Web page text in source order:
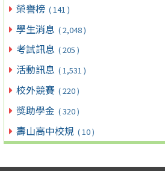
榮譽榜 ( 141 )
學生消息 ( 2,048 )
考試訊息 ( 205 )
活動訊息 ( 1,531 )
校外競賽 ( 220 )
獎助學金 ( 320 )
壽山高中校規 ( 10 )